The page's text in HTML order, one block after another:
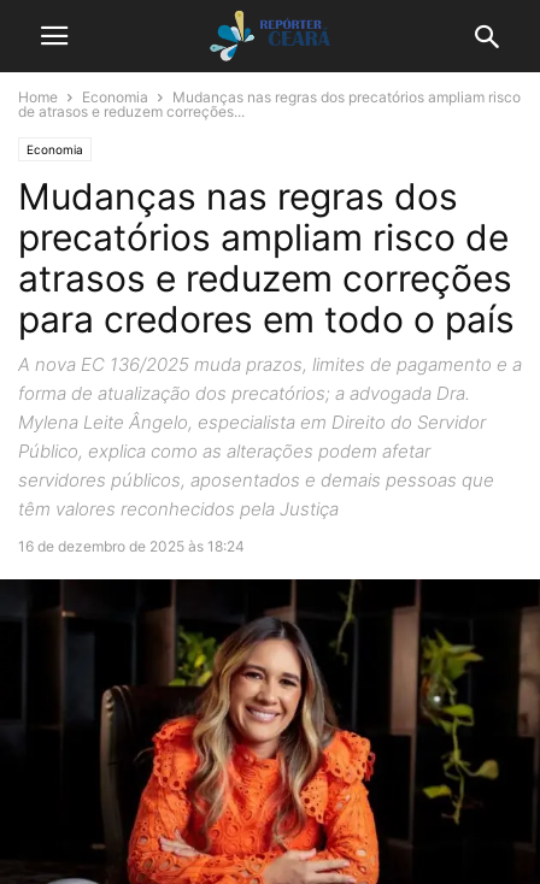
Home Economia
Mudanças nas regras dos precatórios ampliam risco
de atrasos e reduzem correções...
Economia
Mudanças nas regras dos
precatórios ampliam risco de
atrasos e reduzem correções
para credores em todo o país
A nova EC 136/2025 muda prazos, limites de pagamento e a
forma de atualização dos precatórios; a advogada Dra.
Mylena Leite Ângelo, especialista em Direito do Servidor
Público, explica como as alterações podem afetar
servidores públicos, aposentados e demais pessoas que
têm valores reconhecidos pela Justiça
16 de dezembro de 2025 às 18:24